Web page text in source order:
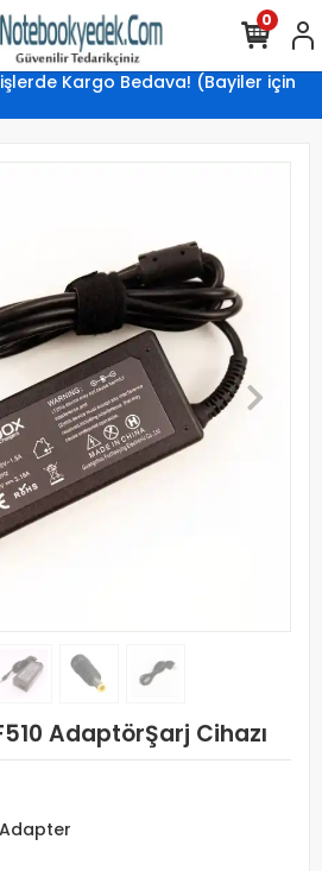
Kargo Bedava! (Bayiler için
0
AdaptörŞarj Cihazı